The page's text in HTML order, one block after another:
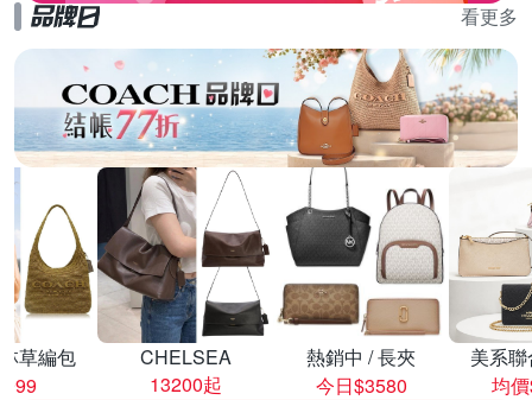
看更多
草編包
CHELSEA
13200起
熱銷中 / 長夾
今日$3580
美系
均